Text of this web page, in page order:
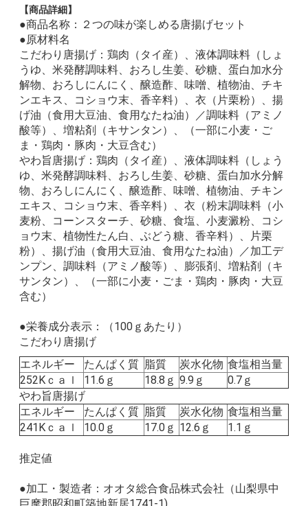
【商品詳細】
●商品名称：２つの味が楽しめる唐揚げセット
●原材料名
こだわり唐揚げ：鶏肉（タイ産）、液体調味料（しょ
うゆ、米発酵調味料、おろし生姜、砂糖、蛋白加水分
解物、おろしにんにく、醸造酢、味噌、植物油、チキ
ンエキス、コショウ末、香辛料）、衣（片栗粉）、揚
げ油（食用大豆油、食用なたね油）／調味料（アミノ
酸等）、増粘剤（キサンタン）、（一部に小麦・ご
ま・鶏肉・豚肉・大豆含む）
やわ旨唐揚げ：鶏肉（タイ産）、液体調味料（しょう
ゆ、米発酵調味料、おろし生姜、砂糖、蛋白加水分解
物、おろしにんにく、醸造酢、味噌、植物油、チキン
エキス、コショウ末、香辛料）、衣（粉末調味料（小
麦粉、コーンスターチ、砂糖、食塩、小麦澱粉、コシ
ョウ末、植物性たん白、ぶどう糖、香辛料）、片栗
粉）、揚げ油（食用大豆油、食用なたね油）／加工デ
ンプン、調味料（アミノ酸等）、膨張剤、増粘剤（キ
サンタン）、（一部に小麦・ごま・鶏肉・豚肉・大豆
含む）
●栄養成分表示：（100ｇ あたり）
こだわり唐揚げ
エネルギー
たんぱく質 脂質 炭水化物 食塩相当量
252Kｃａｌ 11.6ｇ 18.8ｇ 9.9ｇ 0.7ｇ
やわ旨唐揚げ
エネルギー
たんぱく質 脂質 炭水化物 食塩相当量
241Kｃａｌ 10.0ｇ 17.0ｇ 12.6ｇ 1.1ｇ
推定値
●加工・製造者：オオタ総合食品株式会社（山梨県中